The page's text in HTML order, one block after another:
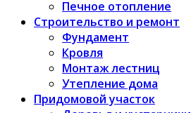
Печное отопление
Строительство и ремонт
Фундамент
Кровля
Монтаж лестниц
Утепление дома
Придомовой участок